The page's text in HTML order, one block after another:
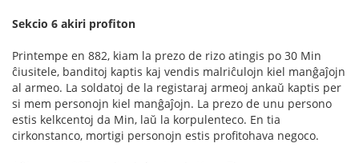
Sekcio 6 akiri profiton
Printempe en 882, kiam la prezo de rizo atingis po 30 Min
ĉiusitele, banditoj kaptis kaj vendis malriĉulojn kiel manĝaĵojn
al armeo. La soldatoj de la registaraj armeoj ankaŭ kaptis per
si mem personojn kiel manĝaĵojn. La prezo de unu persono
estis kelkcentoj da Min, laŭ la korpulenteco. En tia
cirkonstanco, mortigi personojn estis profitohava negoco.